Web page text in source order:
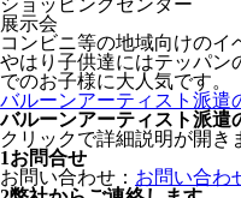
ショッピングセンター
展示会
コンビニ等の地域向けのイ
やはり子供達にはテッパン
でのお子様に大人気です。
バルーンアーティスト派遣
バルーンアーティスト派遣
クリックで詳細説明が開き
1お問合せ
お問い合わせ： お問い合わ